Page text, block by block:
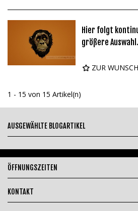
Hier folgt
größere
ZUR
1 - 15 von 15 Artikel(n)
AUSGEWÄHLTE BLOGARTIKEL
ÖFFNUNGSZEITEN
KONTAKT